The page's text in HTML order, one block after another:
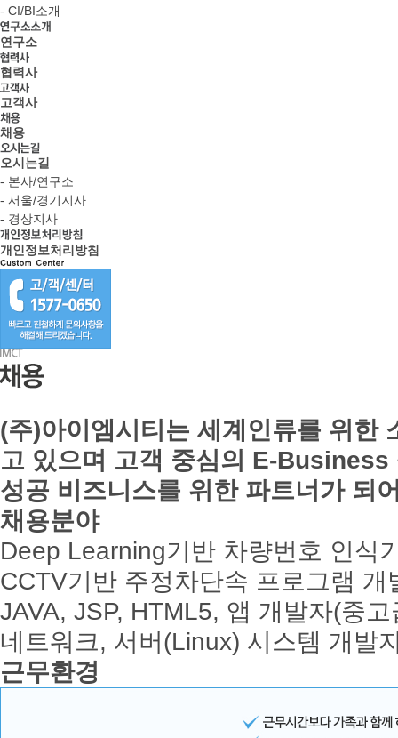
- CI/BI소개
연구소
협력사
고객사
채용
오시는길
- 본사/연구소
- 서울/경기지사
- 경상지사
개인정보처리방침
(주)아이엠시티는 세계인류를 위한
고 있으며 고객 중심의 E-
성공 비즈니스를 위한 파트너가 되
채용분야
Deep Learning기반 차량번호 인식
CCTV기반 주정차단속 프로그램 개
JAVA, JSP, HTML5, 앱 개발자(중고
네트워크, 서버(Linux) 시스템 개발
근무환경